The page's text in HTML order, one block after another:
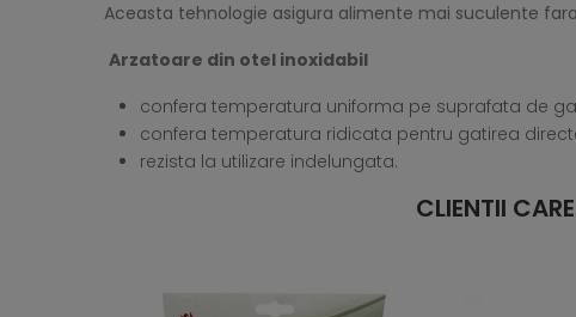
Aceasta tehnologie asigura alimente mai suculente
Arzatoare din otel inoxidabil
confera temperatura uniforma pe suprafata de
confera temperatura ridicata pentru gatirea
rezista la utilizare indelungata.
CLIENTII